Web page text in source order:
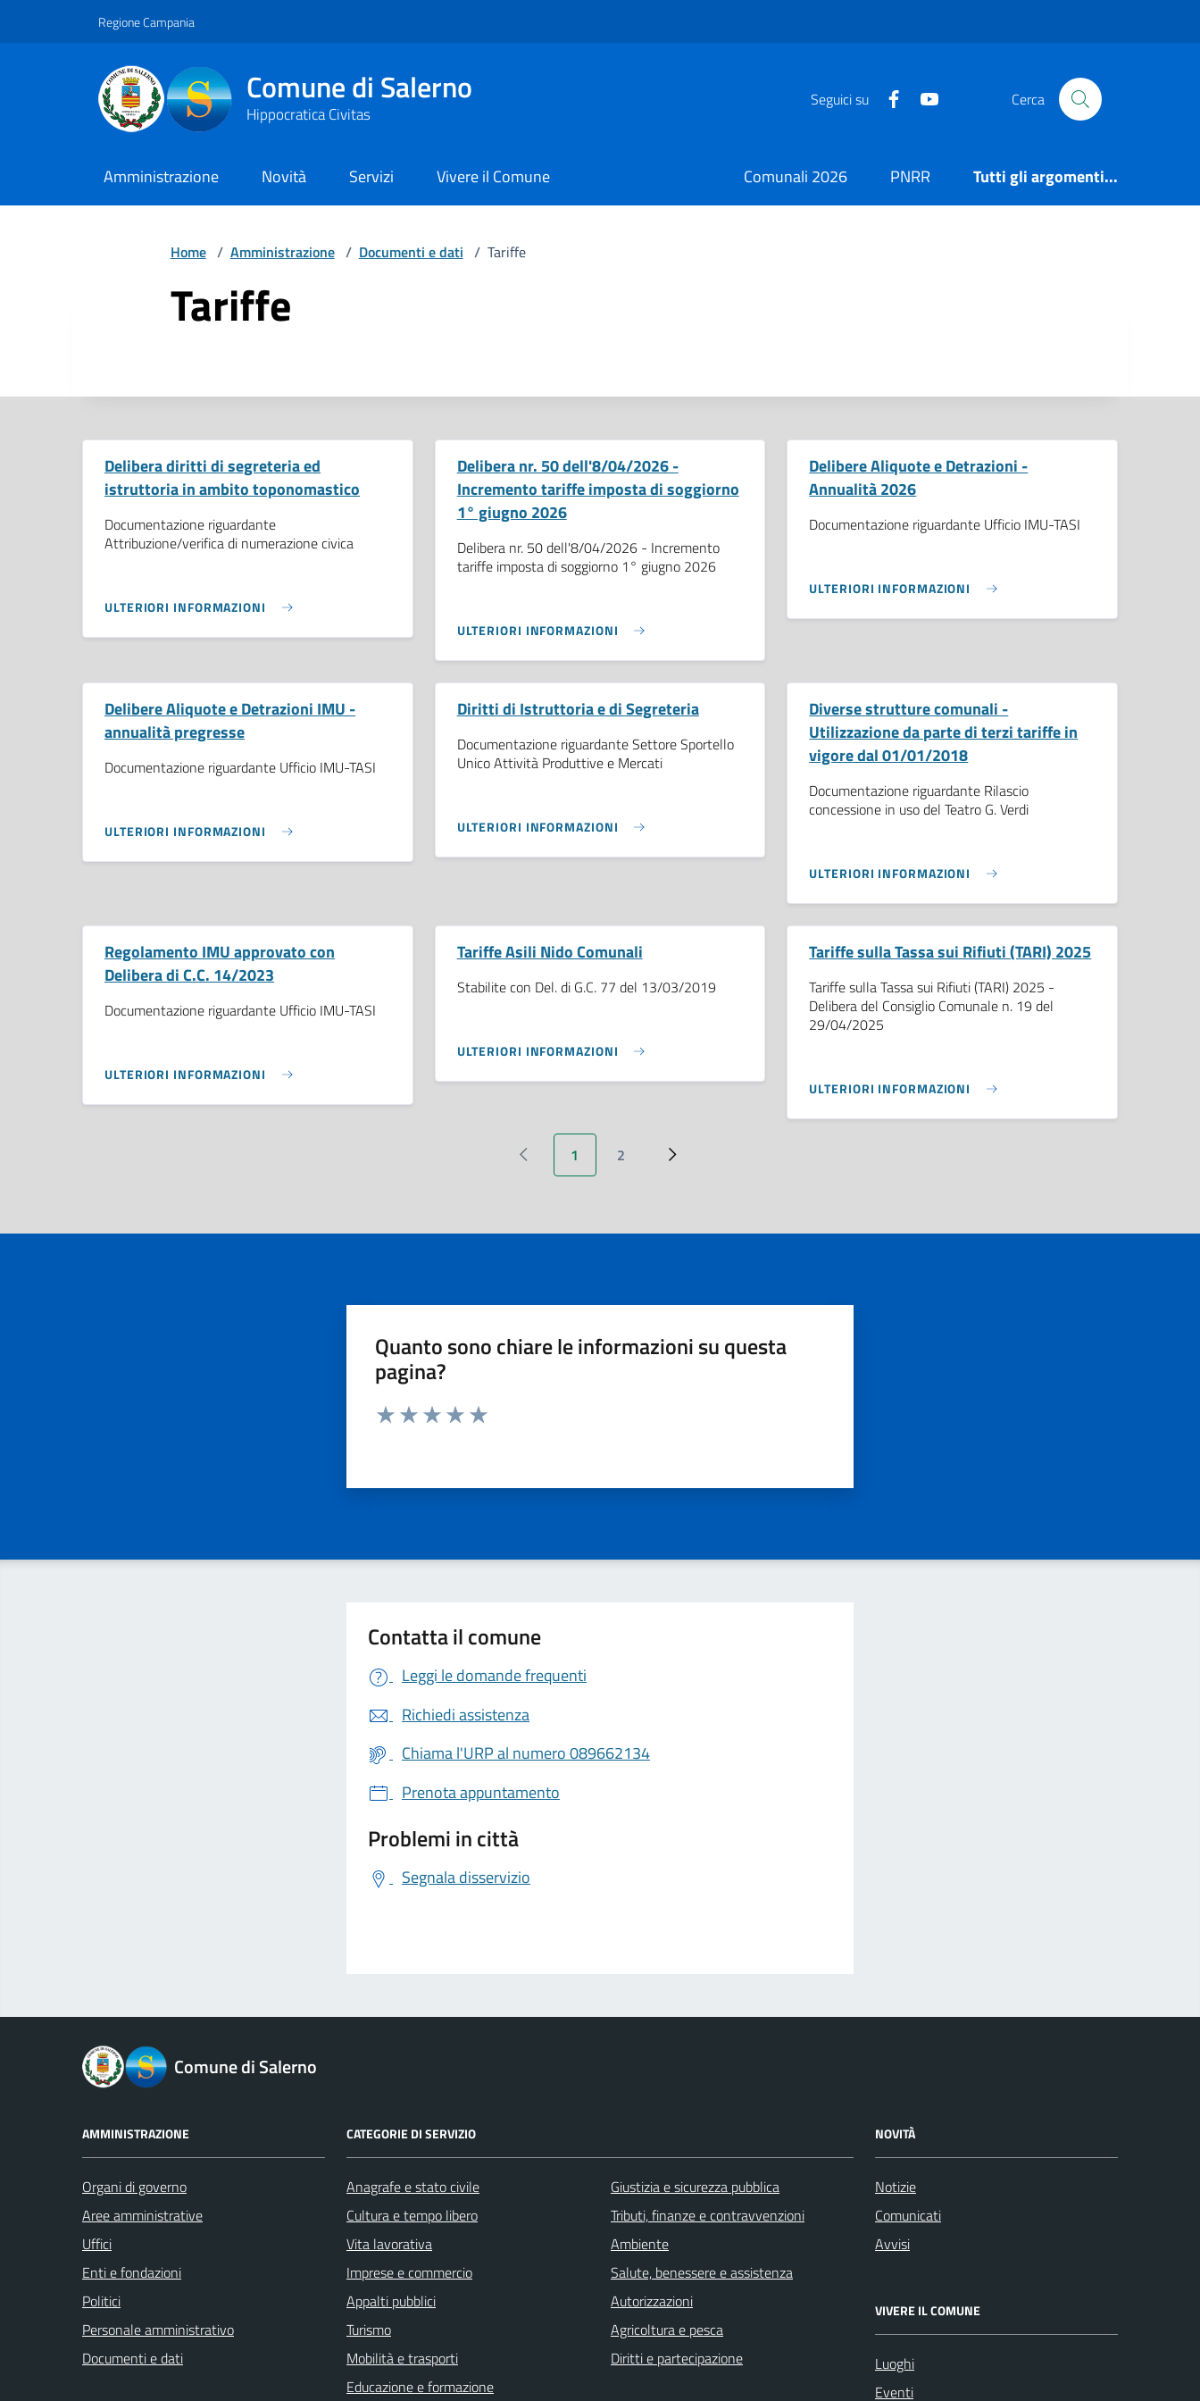
Regione Campania
Comune di Salerno
Hippocratica Civitas
Seguici su https://it-it.facebook.com/ComuneSalerno
https://www.youtube.com/user/
Cerca
Amministrazione Novità Servizi Vivere il Comune Comunali 2026 PNRR Tutti gli argomenti...
Home / Amministrazione / Documenti e dati / Tariffe
Tariffe
Delibera diritti di segreteria ed
istruttoria in ambito toponomastico
Documentazione riguardante
Attribuzione/verifica di numerazione civica
ULTERIORI INFORMAZIONI
Delibera nr. 50 dell'8/04/2026 -
Incremento tariffe imposta di soggiorno
1° giugno 2026
Delibera nr. 50 dell'8/04/2026 - Incremento
tariffe imposta di soggiorno 1° giugno 2026
ULTERIORI INFORMAZIONI
Delibere Aliquote e Detrazioni -
Annualità 2026
Documentazione riguardante Ufficio IMU-TASI
ULTERIORI INFORMAZIONI
Delibere Aliquote e Detrazioni IMU -
annualità pregresse
Documentazione riguardante Ufficio IMU-TASI
ULTERIORI INFORMAZIONI
Diritti di Istruttoria e di Segreteria
Documentazione riguardante Settore Sportello
Unico Attività Produttive e Mercati
ULTERIORI INFORMAZIONI
Diverse strutture comunali -
Utilizzazione da parte di terzi tariffe in
vigore dal 01/01/2018
Documentazione riguardante Rilascio
concessione in uso del Teatro G. Verdi
ULTERIORI INFORMAZIONI
Regolamento IMU approvato con
Delibera di C.C. 14/2023
Documentazione riguardante Ufficio IMU-TASI
ULTERIORI INFORMAZIONI
Tariffe Asili Nido Comunali
Stabilite con Del. di G.C. 77 del 13/03/2019
ULTERIORI INFORMAZIONI
Tariffe sulla Tassa sui Rifiuti (TARI) 2025
Tariffe sulla Tassa sui Rifiuti (TARI) 2025 -
Delibera del Consiglio Comunale n. 19 del
29/04/2025
ULTERIORI INFORMAZIONI
‹ PreviousPagina attuale
1 Page
2 ››
Quanto sono chiare le informazioni su questa
pagina?
Valuta da 1 a 5 stelle la pagina
Contatta il comune
Leggi le domande frequenti
Richiedi assistenza
Chiama l'URP al numero 089662134
Prenota appuntamento
Problemi in città
Segnala disservizio
logo Unione EuropeaComune di Salerno
AMMINISTRAZIONE
Organi di governo
Aree amministrative
Uffici
Enti e fondazioni
Politici
Personale amministrativo
Documenti e dati
CATEGORIE DI SERVIZIO
Anagrafe e stato civile
Cultura e tempo libero
Vita lavorativa
Imprese e commercio
Appalti pubblici
Turismo
Mobilità e trasporti
Educazione e formazione
Giustizia e sicurezza pubblica
Tributi, finanze e contravvenzioni
Ambiente
Salute, benessere e assistenza
Autorizzazioni
Agricoltura e pesca
Diritti e partecipazione
NOVITÀ
Notizie
Comunicati
Avvisi
VIVERE IL COMUNE
Luoghi
Eventi